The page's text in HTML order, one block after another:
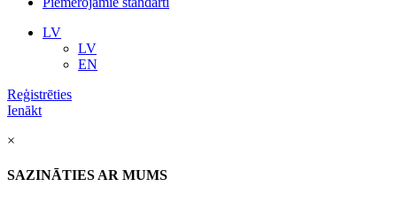
LV
LV
EN
Reģistrēties
Ienākt
×
SAZINĀTIES AR MUMS